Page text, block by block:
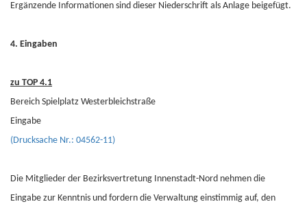
Ergänzende Informationen sind dieser Niederschrift als Anlage beigefügt.
4. Eingaben
zu TOP 4.1
Bereich Spielplatz Westerbleichstraße
Eingabe
(Drucksache Nr.: 04562-11)
Die Mitglieder der Bezirksvertretung Innenstadt-Nord nehmen die
Eingabe zur Kenntnis und fordern die Verwaltung einstimmig auf, den